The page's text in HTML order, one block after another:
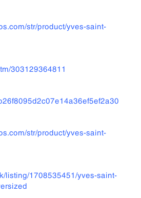
str/product/yves-saint-
303129364811
str/product/yves-saint-
listing/1708535451/yves-saint-